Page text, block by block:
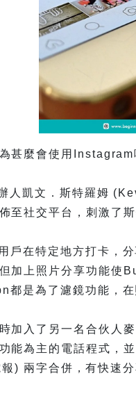
甚麼會使用
人凱文．斯特羅姆
至社交平台，刺激了
戶在特定地方打卡，
加上照片分享功能使
都是為了濾鏡功能，
加入了另一名合伙人
能為主的電話程式，
) 兩字合併，有快速分